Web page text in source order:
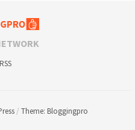
RSS
/ Theme: Bloggingpro